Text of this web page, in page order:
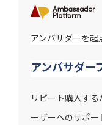
アンバサダーを起
アンバサダー
リピート購入す
ーザーへのサポ